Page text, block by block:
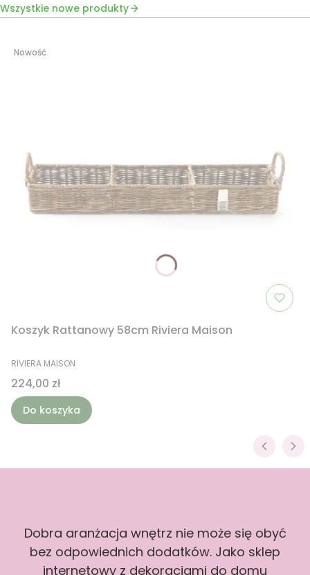
Wszystkie nowe produkty
Nowość
Koszyk Rattanowy 58cm Riviera Maison
PRODUCENT
RIVIERA MAISON
Cena
224,00 zł
Do koszyka
Dobra aranżacja wnętrz nie może się obyć
bez odpowiednich dodatków. Jako sklep
internetowy z dekoracjami do domu